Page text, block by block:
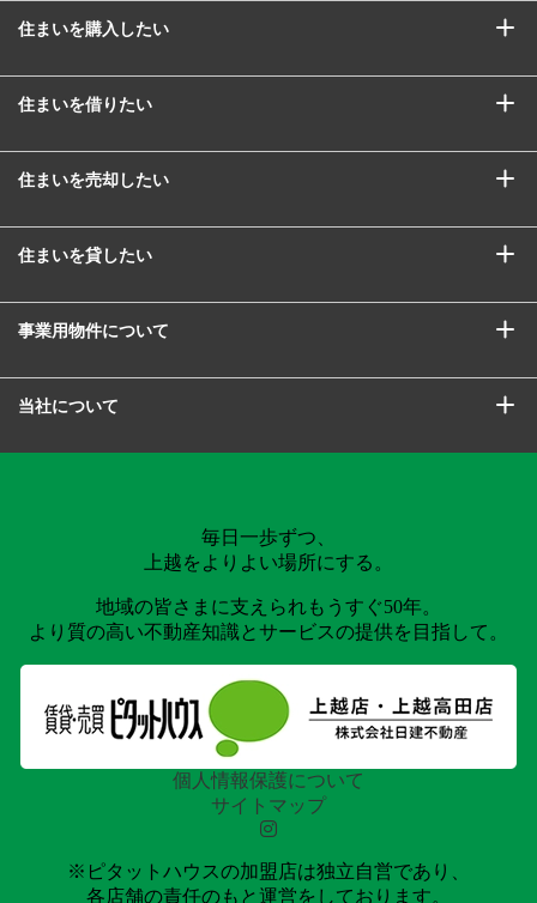
住まいを購入したい
住まいを借りたい
住まいを売却したい
住まいを貸したい
事業用物件について
当社について
毎日一歩ずつ、
上越をよりよい場所にする。
地域の皆さまに支えられもうすぐ50年。
より質の高い不動産知識とサービスの提供を目指して。
個人情報保護について
サイトマップ
※ピタットハウスの加盟店は独立自営であり、
各店舗の責任のもと運営をしております。